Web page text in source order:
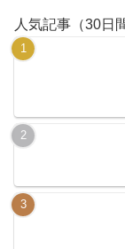
人気記事（30日